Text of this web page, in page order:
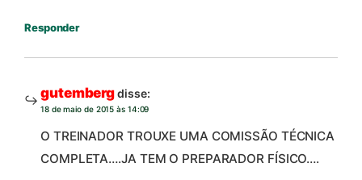
Responder
gutembergdisse:
18 de maio de 2015 às 14:09
O TREINADOR TROUXE UMA COMISSÃO TÉCNICA
COMPLETA….JA TEM O PREPARADOR FÍSICO….